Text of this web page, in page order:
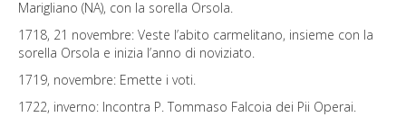
News
Contatti
Marigliano (NA), con la sorella Orsola.
1718, 21 novembre: Veste l’abito carmelitano, insieme con la
sorella Orsola e inizia l’anno di noviziato.
1719, novembre: Emette i voti.
1722, inverno: Incontra P. Tommaso Falcoia dei Pii Operai.